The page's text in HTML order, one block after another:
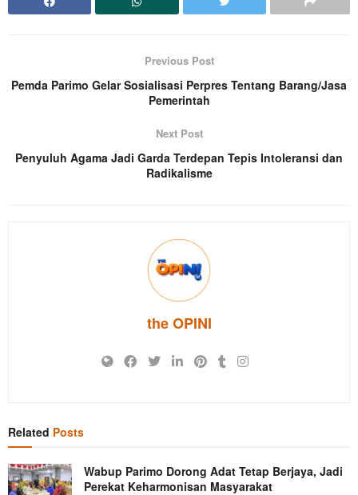
Previous Post
Pemda Parimo Gelar Sosialisasi Perpres Tentang Barang/Jasa
Pemerintah
Next Post
Penyuluh Agama Jadi Garda Terdepan Tepis Intoleransi dan
Radikalisme
the OPINI
Related Posts
Wabup Parimo Dorong Adat Tetap Berjaya, Jadi
Perekat Keharmonisan Masyarakat